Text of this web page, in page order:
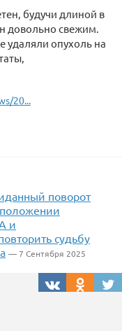
будучи длиной в
довольно свежим.
удаляли опухоль на
20...
поворот
положении
и
судьбу
— 7 Сентября 2025